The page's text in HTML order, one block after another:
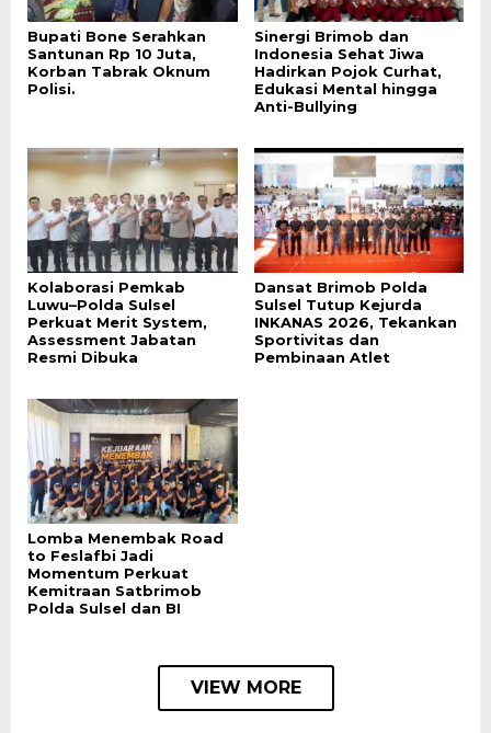
Bupati Bone Serahkan
Santunan Rp 10 Juta,
Korban Tabrak Oknum
Polisi.
Sinergi Brimob dan
Indonesia Sehat Jiwa
Hadirkan Pojok Curhat,
Edukasi Mental hingga
Anti-Bullying
Kolaborasi Pemkab
Luwu–Polda Sulsel
Perkuat Merit System,
Assessment Jabatan
Resmi Dibuka
Dansat Brimob Polda
Sulsel Tutup Kejurda
INKANAS 2026, Tekankan
Sportivitas dan
Pembinaan Atlet
Lomba Menembak Road
to Feslafbi Jadi
Momentum Perkuat
Kemitraan Satbrimob
Polda Sulsel dan BI
VIEW MORE